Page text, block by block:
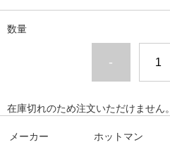
数量
-
在庫切れのため注文いただけません。
メーカー ホットマン